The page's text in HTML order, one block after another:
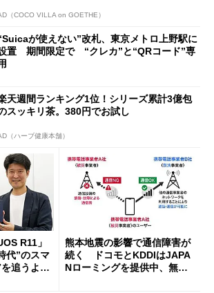
（COCO VILLA on GOETHE）
が使えない”改札、東京メトロ上野駅に
置 期間限定で “クレカ”と“QRコード”専
天週間ランキング1位！シリーズ累計3億包
スッキリ茶。380円でお試し
（ハーブ健康本舗）
R11」
代”のスマ
追うより
熊本地震の影響で通信障害が
続く ドコモとKDDIはJAPA
Nローミングを提供中、無料